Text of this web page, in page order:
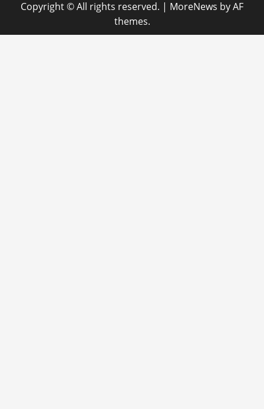
Copyright © All rights reserved. | MoreNews by AF
themes.